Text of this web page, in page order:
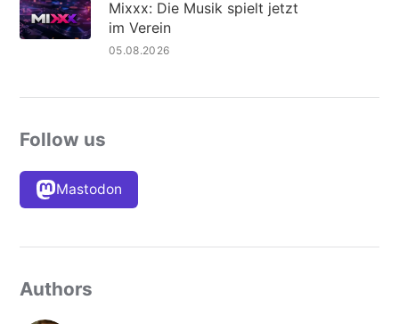
Mixxx: Die Musik spielt jetzt
im Verein
05.08.2026
Follow us
Mastodon
Authors